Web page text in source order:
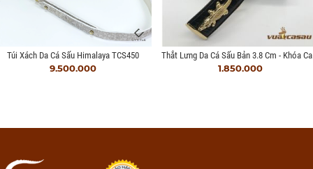
Túi Xách Da Cá Sấu Himalaya TCS450
9.500.000
1.850.000